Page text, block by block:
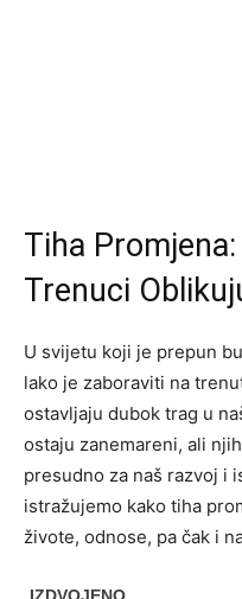
Tiha
Trenuci
U svijetu koji je prepun
lako je zaboraviti na
ostavljaju dubok trag u
ostaju zanemareni, ali
presudno za naš razvoj i
istražujemo kako tiha
živote, odnose, pa čak i